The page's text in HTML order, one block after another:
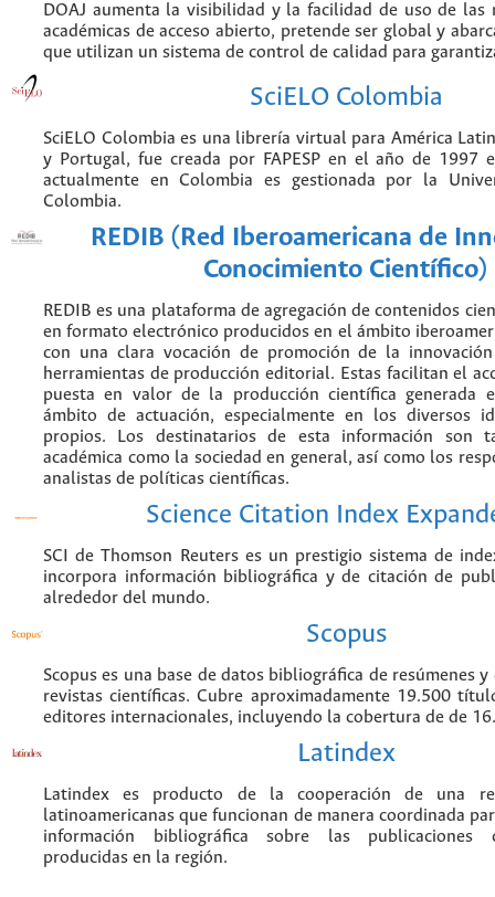
DOAJ aumenta la visibilidad y la facilidad de uso de las
académicas de acceso abierto, pretende ser global y
que utilizan un sistema de control de calidad para
SciELO Colombia
SciELO Colombia es una librería virtual para América
y Portugal, fue creada por FAPESP en el año de 1997
actualmente en Colombia es gestionada por la
Colombia.
REDIB (Red Iberoamericana de
Conocimiento Científico)
REDIB es una plataforma de agregación de contenidos
en formato electrónico producidos en el ámbito
con una clara vocación de promoción de la
herramientas de producción editorial. Estas facilitan el
puesta en valor de la producción científica generada
ámbito de actuación, especialmente en los diversos
propios. Los destinatarios de esta información son
académica como la sociedad en general, así como los
analistas de políticas científicas.
Science Citation Index
SCI de Thomson Reuters es un prestigio sistema de
incorpora información bibliográfica y de citación de
alrededor del mundo.
Scopus
Scopus es una base de datos bibliográfica de resúmenes
revistas científicas. Cubre aproximadamente 19.500
editores internacionales, incluyendo la cobertura de de
Latindex
Latindex es producto de la cooperación de una
latinoamericanas que funcionan de manera coordinada
información bibliográfica sobre las publicaciones
producidas en la región.